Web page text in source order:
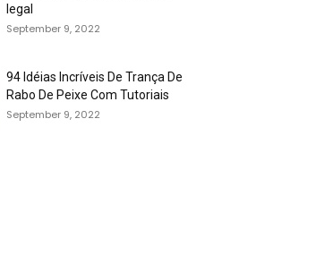
legal
September 9, 2022
94 Idéias Incríveis De Trança De
Rabo De Peixe Com Tutoriais
September 9, 2022